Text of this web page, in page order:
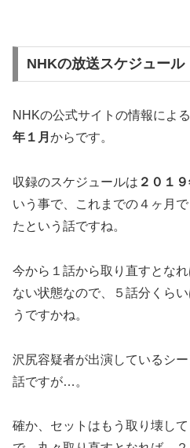
NHKの放送スケジュール
NHKの公式サイトの情報によ
年１月 からです。
収録のスケジュールは ２０１
いう事で、これまでの４ヶ月
たという話ですね。
今から１話から取り直すとな
ない状態なので、５話分くら
うですかね。
沢尻容疑者が出演しているシ
話ですが…。
確か、セットはもう取り壊し